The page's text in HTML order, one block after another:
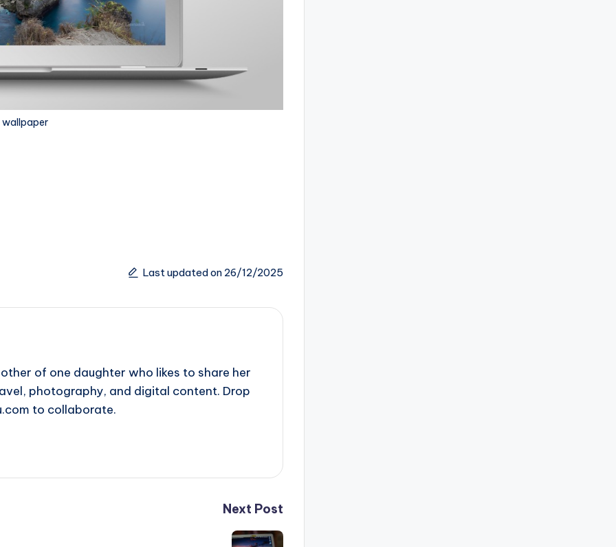
wallpaper
Last updated on 26/12/2025
of one daughter who likes to share her
photography, and digital content. Drop
to collaborate.
Next Post